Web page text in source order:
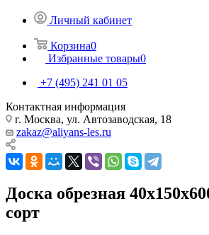
Личный кабинет
Корзина0
Избранные товары0
+7 (495) 241 01 05
Контактная информация
г. Москва, ул. Автозаводская, 18
zakaz@aliyans-les.ru
Доска обрезная
сорт